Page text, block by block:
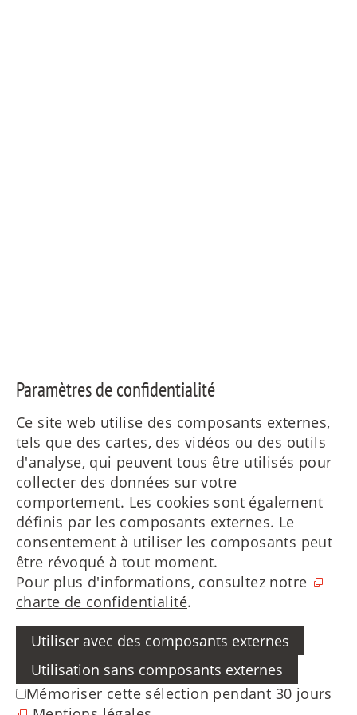
Paramètres de confidentialité
Ce site web utilise des composants externes,
tels que des cartes, des vidéos ou des outils
d'analyse, qui peuvent tous être utilisés pour
collecter des données sur votre
comportement. Les cookies sont également
définis par les composants externes. Le
consentement à utiliser les composants peut
être révoqué à tout moment.
Pour plus d'informations, consultez notre
charte de confidentialité.
Utiliser avec des composants externes
Utilisation sans composants externes
Mémoriser cette sélection pendant 30 jours